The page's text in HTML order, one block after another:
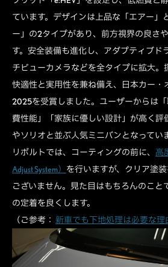
ています。デザインは上品な「エアー」
ー」の2タイプがあり、前方視界の良さ
す。安全装備も進化し、アダプティブド
チビューカメラなどを全タイプに拡大。
快適性と実用性を兼ね備え、日本カー・
2025を受賞しました。ユーザーからは
費性能」「家族に優しい設計」が高く評
やソリオと並ぶ人気ミニバンとなってい
リボルトでは、コーティングの前に、 高
Adjust System） を行いますが、クリア塗
ございません。見た目はもちろんのこと
の定着を良くします。
（ご参考： 新車でも下地処理は必要な理